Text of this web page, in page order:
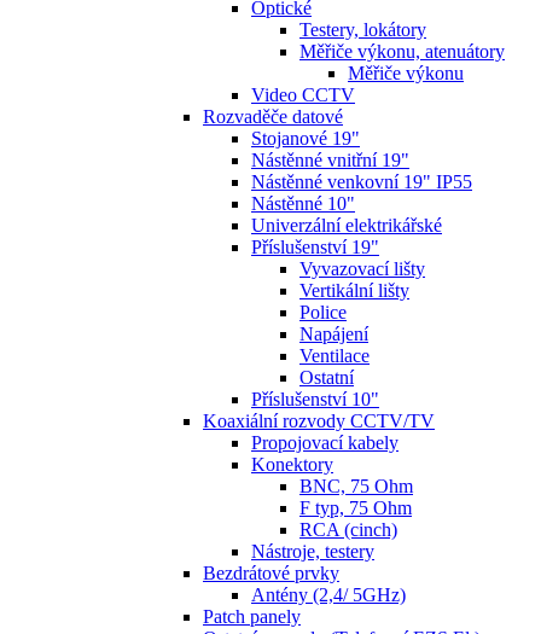
Optické
Testery, lokátory
Měřiče výkonu, atenuátory
Měřiče výkonu
Video CCTV
Rozvaděče datové
Stojanové 19"
Nástěnné vnitřní 19"
Nástěnné venkovní 19" IP55
Nástěnné 10"
Univerzální elektrikářské
Příslušenství 19"
Vyvazovací lišty
Vertikální lišty
Police
Napájení
Ventilace
Ostatní
Příslušenství 10"
Koaxiální rozvody CCTV/TV
Propojovací kabely
Konektory
BNC, 75 Ohm
F typ, 75 Ohm
RCA (cinch)
Nástroje, testery
Bezdrátové prvky
Antény (2,4/ 5GHz)
Patch panely